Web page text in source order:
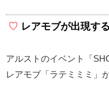
レアモブが出現する
アルストのイベント「
レアモブ「ラテミミミ」